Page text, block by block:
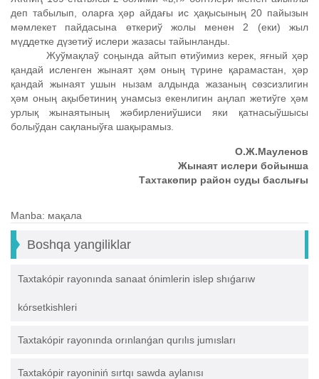
деп табылып, оларға ҳǝр айдағы ис ҳақысының 20 пайызын
мǝмлекет пайдасына өткериў жолы менен 2 (еки) жыл
мүддетке дүзетиў ислери жазасы тайынланды.
Жуўмақлаў соңында айтып өтиўимиз керек, яғный ҳǝр
қандай исленген жынаят ҳǝм оның түрине қарамастан, ҳǝр
қандай жынаят ушын нызам алдында жазаның сөзсизлигин
ҳǝм оның ақыбетиниң унамсыз екенлигин аңлап жетиўге ҳǝм
урлық жынаятының жǝбирлениўшиси яки қатнасыўшысы
болыўдан сақланыўға шақырамыз.
О.Ж.Мауленов
Жынаят ислери бойынша
Тахтакөпир район суды баслығы
Manba: мақала
Boshqa yangiliklar
Taxtakópir rayonında sanaat ónimlerin islep shıǵarıw
kórsetkishleri
Taxtakópir rayonında orınlanǵan qurılıs jumısları
Taxtakópir rayoniniń sırtqı sawda aylanısı